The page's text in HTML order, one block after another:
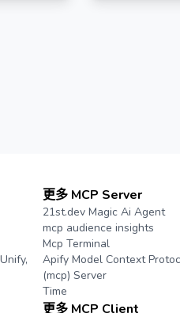
更多 MCP Server
21st.dev Magic Ai Agent
mcp audience insights
Mcp Terminal
Apify Model Context
(mcp) Server
Time
更多 MCP Client